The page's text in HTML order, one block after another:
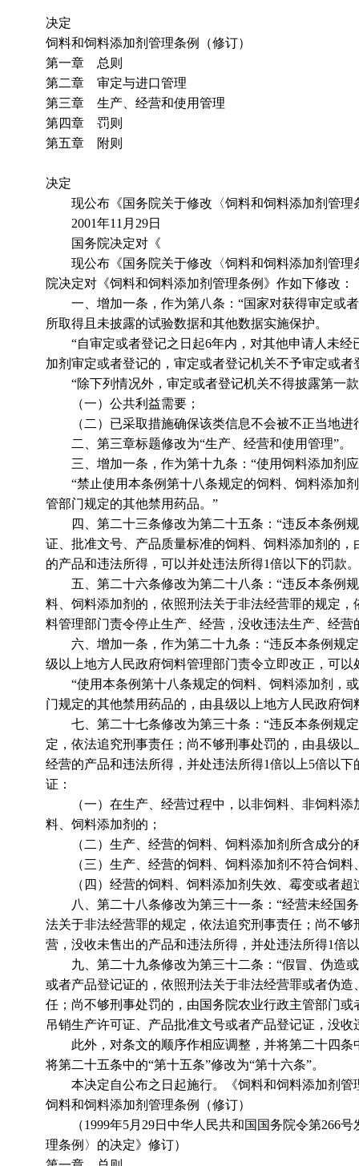
决定
饲料和饲料添加剂管理条例（修订）
第一章 总则
第二章 审定与进口管理
第三章 生产、经营和使用管理
第四章 罚则
第五章 附则
决定
现公布《国务院关于修改〈饲料和饲料添加剂管理
2001年11月29日
国务院决定对《
现公布《国务院关于修改〈饲料和饲料添加剂管
院决定对《饲料和饲料添加剂管理条例》作如下修改：
一、增加一条，作为第八条：“国家对获得审定或者
所取得且未披露的试验数据和其他数据实施保护。
“自审定或者登记之日起6年内，对其他申请人未经
加剂审定或者登记的，审定或者登记机关不予审定或
“除下列情况外，审定或者登记机关不得披露第一款
（一）公共利益需要；
（二）已采取措施确保该类信息不会被不正当地进
二、第三章标题修改为“生产、经营和使用管理”。
三、增加一条，作为第十九条：“使用饲料添加剂
“禁止使用本条例第十八条规定的饲料、饲料添加剂
管部门规定的其他禁用药品。”
四、第二十三条修改为第二十五条：“违反本条例规
证、批准文号、产品质量标准的饲料、饲料添加剂的
的产品和违法所得，可以并处违法所得1倍以下的罚款
五、第二十六条修改为第二十八条：“违反本条例规
料、饲料添加剂的，依照刑法关于非法经营罪的规定
料管理部门责令停止生产、经营，没收违法生产、经
六、增加一条，作为第二十九条：“违反本条例规定
级以上地方人民政府饲料管理部门责令立即改正，可以
“使用本条例第十八条规定的饲料、饲料添加剂，或
门规定的其他禁用药品的，由县级以上地方人民政府
七、第二十七条修改为第三十条：“违反本条例规定
定，依法追究刑事责任；尚不够刑事处罚的，由县级
经营的产品和违法所得，并处违法所得1倍以上5倍以
证：
（一）在生产、经营过程中，以非饲料、非饲料添
料、饲料添加剂的；
（二）生产、经营的饲料、饲料添加剂所含成分的
（三）生产、经营的饲料、饲料添加剂不符合饲料
（四）经营的饲料、饲料添加剂失效、霉变或者超
八、第二十八条修改为第三十一条：“经营未经国务
法关于非法经营罪的规定，依法追究刑事责任；尚不
营，没收未售出的产品和违法所得，并处违法所得1倍
九、第二十九条修改为第三十二条：“假冒、伪造或
或者产品登记证的，依照刑法关于非法经营罪或者伪
任；尚不够刑事处罚的，由国务院农业行政主管部门
吊销生产许可证、产品批准文号或者产品登记证，没
此外，对条文的顺序作相应调整，并将第二十四条
将第二十五条中的“第十五条”修改为“第十六条”。
本决定自公布之日起施行。《饲料和饲料添加剂管
饲料和饲料添加剂管理条例（修订）
（1999年5月29日中华人民共和国国务院令第266号
理条例〉的决定》修订）